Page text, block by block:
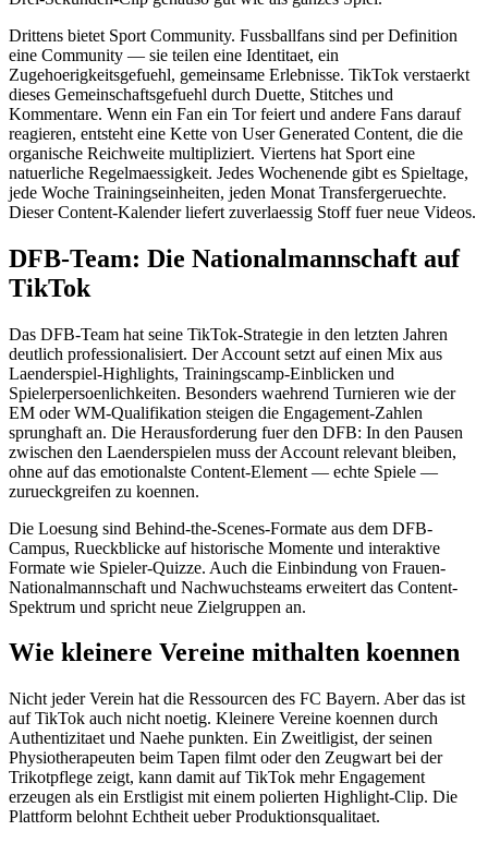
Drittens bietet Sport Community. Fussballfans sind per Definition
eine Community — sie teilen eine Identitaet, ein
Zugehoerigkeitsgefuehl, gemeinsame Erlebnisse. TikTok verstaerkt
dieses Gemeinschaftsgefuehl durch Duette, Stitches und
Kommentare. Wenn ein Fan ein Tor feiert und andere Fans darauf
reagieren, entsteht eine Kette von User Generated Content, die die
organische Reichweite multipliziert. Viertens hat Sport eine
natuerliche Regelmaessigkeit. Jedes Wochenende gibt es Spieltage,
jede Woche Trainingseinheiten, jeden Monat Transfergeruechte.
Dieser Content-Kalender liefert zuverlaessig Stoff fuer neue Videos.
DFB-Team: Die Nationalmannschaft auf
TikTok
Das DFB-Team hat seine TikTok-Strategie in den letzten Jahren
deutlich professionalisiert. Der Account setzt auf einen Mix aus
Laenderspiel-Highlights, Trainingscamp-Einblicken und
Spielerpersoenlichkeiten. Besonders waehrend Turnieren wie der
EM oder WM-Qualifikation steigen die Engagement-Zahlen
sprunghaft an. Die Herausforderung fuer den DFB: In den Pausen
zwischen den Laenderspielen muss der Account relevant bleiben,
ohne auf das emotionalste Content-Element — echte Spiele —
zurueckgreifen zu koennen.
Die Loesung sind Behind-the-Scenes-Formate aus dem DFB-
Campus, Rueckblicke auf historische Momente und interaktive
Formate wie Spieler-Quizze. Auch die Einbindung von Frauen-
Nationalmannschaft und Nachwuchsteams erweitert das Content-
Spektrum und spricht neue Zielgruppen an.
Wie kleinere Vereine mithalten koennen
Nicht jeder Verein hat die Ressourcen des FC Bayern. Aber das ist
auf TikTok auch nicht noetig. Kleinere Vereine koennen durch
Authentizitaet und Naehe punkten. Ein Zweitligist, der seinen
Physiotherapeuten beim Tapen filmt oder den Zeugwart bei der
Trikotpflege zeigt, kann damit auf TikTok mehr Engagement
erzeugen als ein Erstligist mit einem polierten Highlight-Clip. Die
Plattform belohnt Echtheit ueber Produktionsqualitaet.